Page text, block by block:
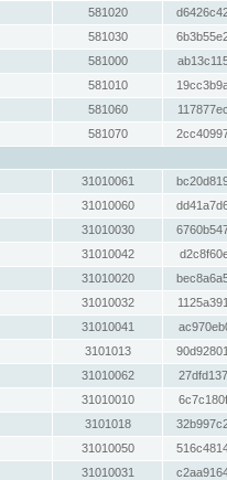
581020
581030
581000
581010
581060
581070
31010061
31010060
31010030
31010042
31010020
31010032
31010041
3101013
31010062
31010010
3101018
31010050
31010031